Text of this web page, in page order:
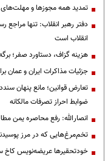
تمدید همه مجوزها و مهلت‌های
دفتر رهبر انقلاب: تنها مراجع
انقلاب است
هزینه گزاف، دستاورد صفر؛
جزئیات مذاکرات ایران و عمان
تعارض قوانین؛ مانع پنهان
ضوابط احراز تصرفات مالکانه
انصارالله: رفع محاصره یمن
تخم‌مرغ‌هایی که در مرز
خودتحقیرها عریضه‌نویس کاخ